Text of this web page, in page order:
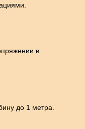
в
до 1 метра.